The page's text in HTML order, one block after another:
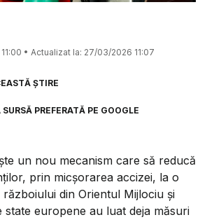
• Actualizat la: 27/03/2026 11:07
ȘTIRE
PREFERATĂ PE GOOGLE
un nou mecanism care să reducă
prin micșorarea accizei, la o
din Orientul Mijlociu și
state europene au luat deja măsuri